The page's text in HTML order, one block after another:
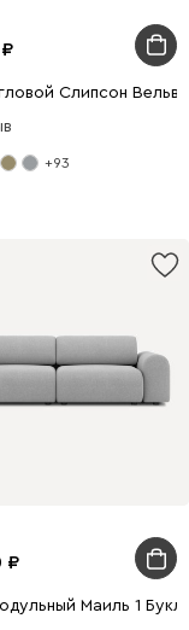
Слипсон
+93
Маиль 1